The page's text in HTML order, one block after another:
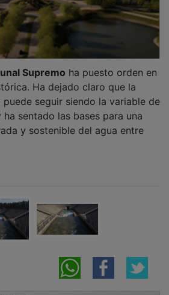
Supremo ha puesto orden en
Ha dejado claro que la
puede seguir siendo la variable de
sentado las bases para una
y sostenible del agua entre